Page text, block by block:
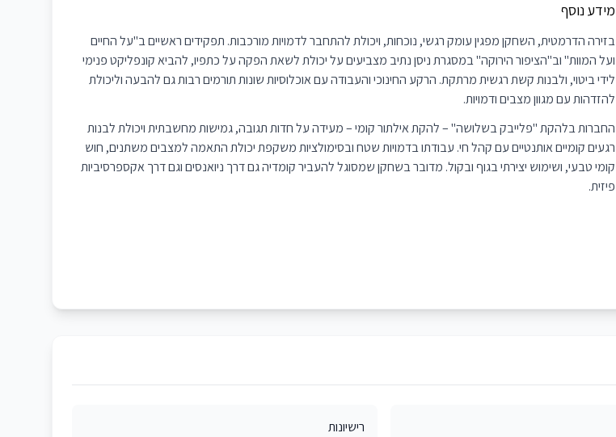
מידע נוסף
בזירה הדרמטית, השחקן מפגין עומק רגשי, נוכחות, ויכולת להתחבר לדמויות מורכבות. תפקידים ראשיים ב"על החיים
ועל המוות" וב"הציפור הירוקה" במסגרת ניסן נתיב מצביעים על יכולת לשאת הפקה על כתפיו, להביא קונפליקט פנימי
לידי ביטוי, ולבנות קשת רגשית מרתקת. הרקע החינוכי והעבודה עם אוכלוסיות שונות תורמים רבות גם להבעה וליכולת
להזדהות עם מגוון מצבים ודמויות.
החברות בלהקת "פלייבק בשלושה" – להקת אילתור קומי – מעידה על חדות תגובה, גמישות מחשבתית ויכולת לבנות
רגעים קומיים אותנטיים עם קהל חי. עבודתו בדמויות שטח ובסימולציות משקפת יכולת התאמה למצבים משתנים, חוש
קומי טבעי, ושימוש יצירתי בגוף ובקול. מדובר בשחקן שמסוגל להעביר קומדיה גם דרך ניואנסים וגם דרך אקספרסיביות
פיזית.
רישיונות